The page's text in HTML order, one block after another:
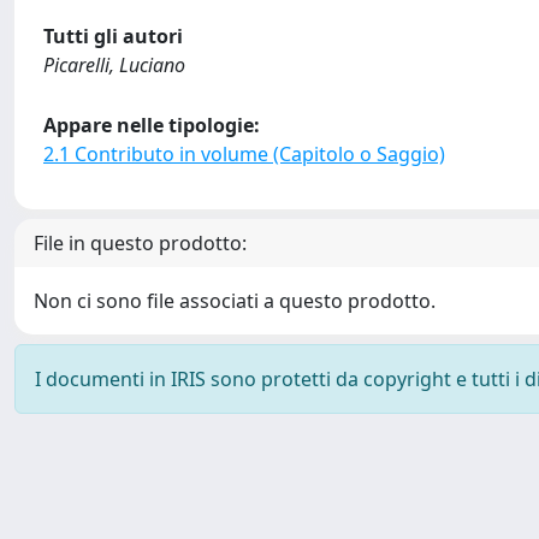
Tutti gli autori
Picarelli, Luciano
Appare nelle tipologie:
2.1 Contributo in volume (Capitolo o Saggio)
File in questo prodotto:
Non ci sono file associati a questo prodotto.
I documenti in IRIS sono protetti da copyright e tutti i